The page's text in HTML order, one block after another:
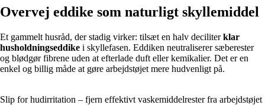
Overvej eddike som naturligt skyllemiddel
Et gammelt husråd, der stadig virker: tilsæt en halv deciliterklar
husholdningseddike i skyllefasen. Eddiken neutraliserer sæberester
og blødgør fibrene uden at efterlade duft eller kemikalier. Det er en
enkel og billig måde at gøre arbejdstøjet mere hudvenligt på.
Slip for hudirritation – fjern effektivt vaskemiddelrester fra arbejdstøjet